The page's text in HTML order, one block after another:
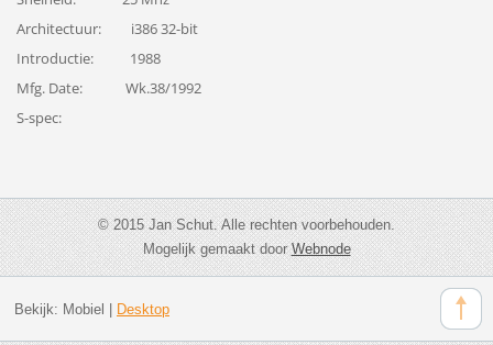
Architectuur: i386 32-bit
Introductie: 1988
Mfg. Date: Wk.38/1992
S-spec:
© 2015 Jan Schut. Alle rechten voorbehouden.
Mogelijk gemaakt doorWebnode
Bekijk: Mobiel Desktop